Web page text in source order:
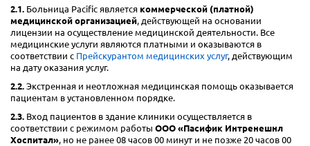
2.1. Больница Pacific является коммерческой (платной)
медицинской организацией, действующей на основании
лицензии на осуществление медицинской деятельности. Все
медицинские услуги являются платными и оказываются в
соответствии с Прейскурантом медицинских услуг, действующим
на дату оказания услуг.
2.2. Экстренная и неотложная медицинская помощь оказывается
пациентам в установленном порядке.
2.3. Вход пациентов в здание клиники осуществляется в
соответствии с режимом работы ООО «Пасифик Интренешнл
Хоспитал», но не ранее 08 часов 00 минут и не позже 20 часов 00